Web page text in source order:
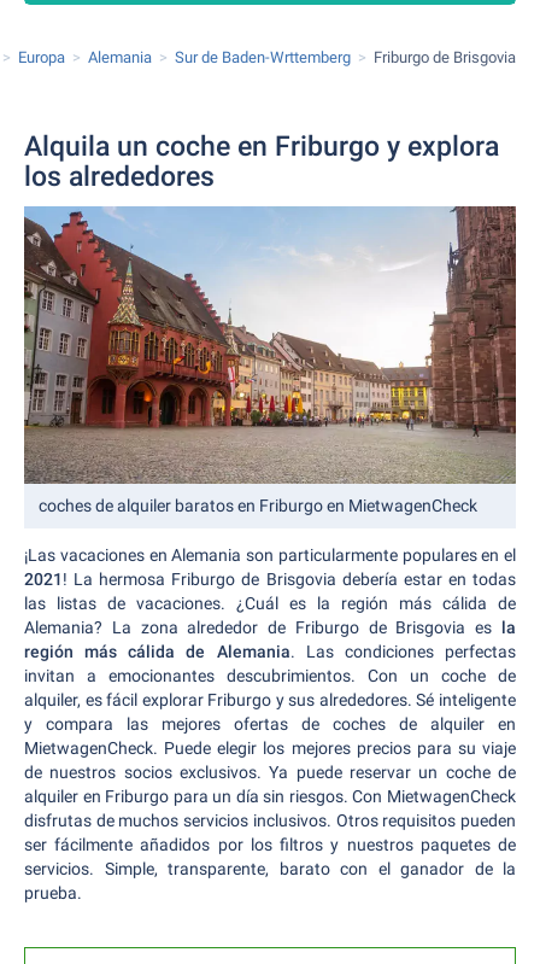
Europa Alemania Sur de Baden-Wrttemberg Friburgo de Brisgovia
Alquila un coche en Friburgo y explora
los alrededores
coches de alquiler baratos en Friburgo en MietwagenCheck
¡Las vacaciones en Alemania son particularmente populares en el
2021! La hermosa Friburgo de Brisgovia debería estar en todas
las listas de vacaciones. ¿Cuál es la región más cálida de
Alemania? La zona alrededor de Friburgo de Brisgovia es la
región más cálida de Alemania. Las condiciones perfectas
invitan a emocionantes descubrimientos. Con un coche de
alquiler, es fácil explorar Friburgo y sus alrededores. Sé inteligente
y compara las mejores ofertas de coches de alquiler en
MietwagenCheck. Puede elegir los mejores precios para su viaje
de nuestros socios exclusivos. Ya puede reservar un coche de
alquiler en Friburgo para un día sin riesgos. Con MietwagenCheck
disfrutas de muchos servicios inclusivos. Otros requisitos pueden
ser fácilmente añadidos por los filtros y nuestros paquetes de
servicios. Simple, transparente, barato con el ganador de la
prueba.